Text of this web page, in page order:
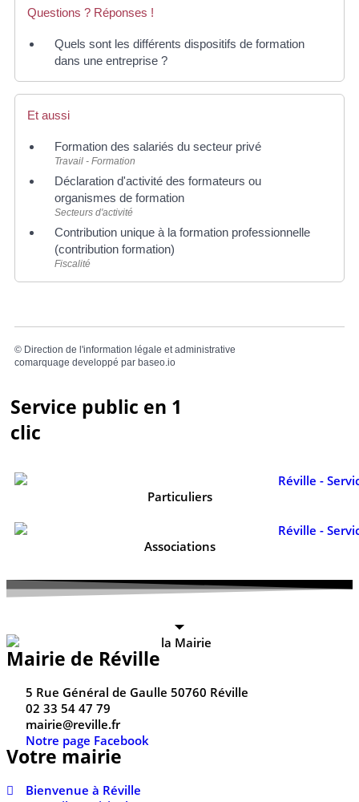
Questions ? Réponses !
Quels sont les différents dispositifs de formation
dans une entreprise ?
Et aussi
Formation des salariés du secteur privé
Travail - Formation
Déclaration d'activité des formateurs ou
organismes de formation
Secteurs d'activité
Contribution unique à la formation professionnelle
(contribution formation)
Fiscalité
© Direction de l'information légale et administrative
comarquage developpé par baseo.io
Service public en 1
clic
Particuliers
Associations
Mairie de Réville
5 Rue Général de Gaulle 50760 Réville
02 33 54 47 79
mairie@reville.fr
Notre page Facebook
Votre mairie
Bienvenue à Réville